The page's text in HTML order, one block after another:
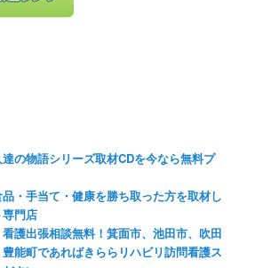
の物語シリーズ取材CDを今なら無料プ
・手当て・健康を勝ち取った方を取材し
門店
護出張相談無料！箕面市、池田市、吹田
能町であればきららリハビリ訪問看護ス